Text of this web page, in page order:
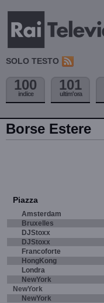
SOLO TESTO
100
indice
101
ultim'ora
Borse Estere
Piazza
Amsterdam
Bruxelles
DJStoxx
DJStoxx
Francoforte
HongKong
Londra
NewYork
NewYork
NewYork